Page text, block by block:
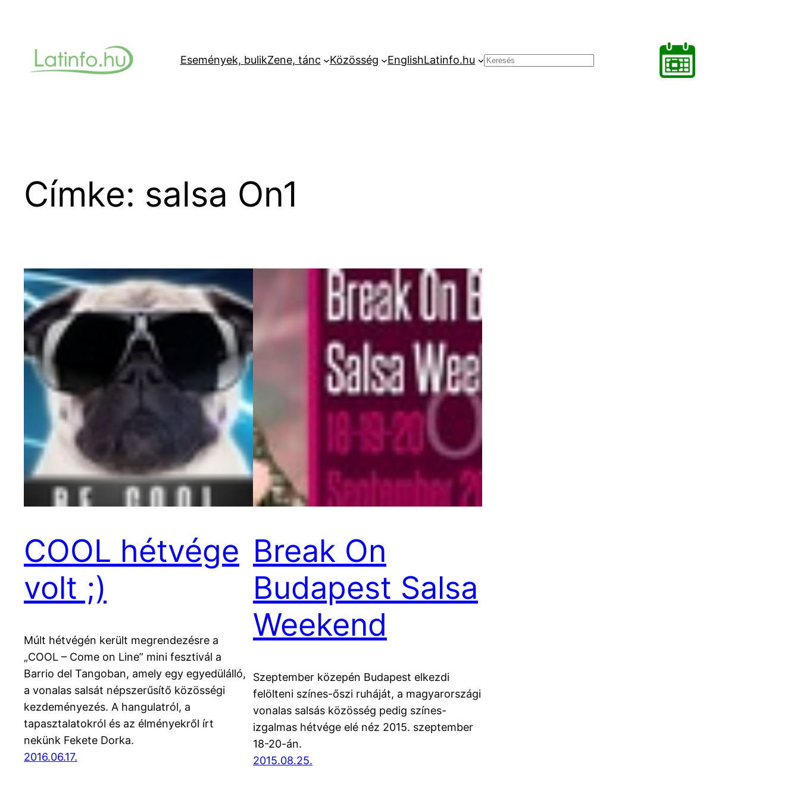
Események, bulikZene, tánc Közösség EnglishLatinfo.hu Keresés
Címke: salsa On1
COOL hétvége
volt ;)
Múlt hétvégén került megrendezésre a
„COOL – Come on Line” mini fesztivál a
Barrio del Tangoban, amely egy egyedülálló,
a vonalas salsát népszerűsítő közösségi
kezdeményezés. A hangulatról, a
tapasztalatokról és az élményekről írt
nekünk Fekete Dorka.
2016.06.17.
Break On
Budapest Salsa
Weekend
Szeptember közepén Budapest elkezdi
felölteni színes-őszi ruháját, a magyarországi
vonalas salsás közösség pedig színes-
izgalmas hétvége elé néz 2015. szeptember
18-20-án.
2015.08.25.